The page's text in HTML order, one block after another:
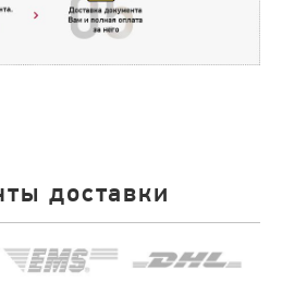
доставки